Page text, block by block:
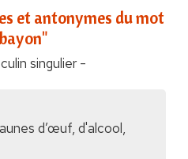
et antonymes du mot
singulier -
d’œuf, d'alcool,